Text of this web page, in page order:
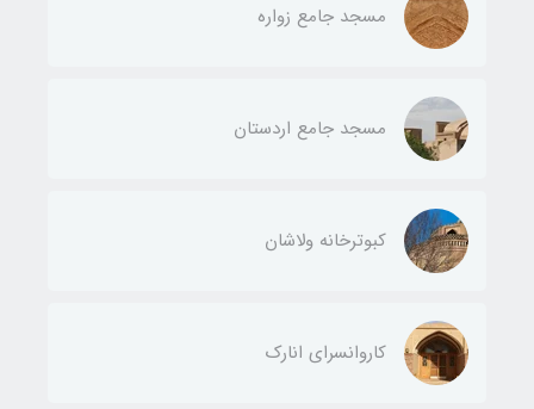
مسجد جامع زواره
مسجد جامع اردستان
کبوترخانه ولاشان
کاروانسرای انارک